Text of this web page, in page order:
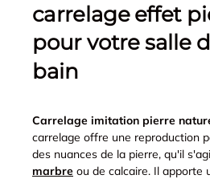
carrelage effet
pour votre salle
bain
Carrelage imitation pierre
carrelage offre une reproduction
des nuances de la pierre, qu'il
marbre ou de calcaire. Il apporte